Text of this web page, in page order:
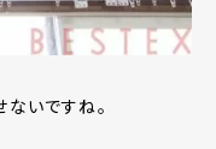
いですね。